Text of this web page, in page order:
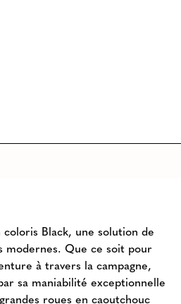
Black, une solution de
modernes. Que ce soit pour
à travers la campagne,
sa maniabilité exceptionnelle
roues en caoutchouc